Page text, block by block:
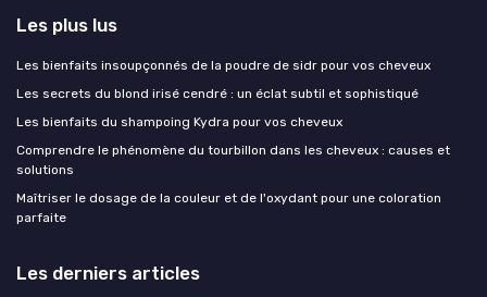
Les plus lus
Les bienfaits insoupçonnés de la poudre de sidr pour vos cheveux
Les secrets du blond irisé cendré : un éclat subtil et sophistiqué
Les bienfaits du shampoing Kydra pour vos cheveux
Comprendre le phénomène du tourbillon dans les cheveux : causes et
solutions
Maîtriser le dosage de la couleur et de l'oxydant pour une coloration
parfaite
Les derniers articles